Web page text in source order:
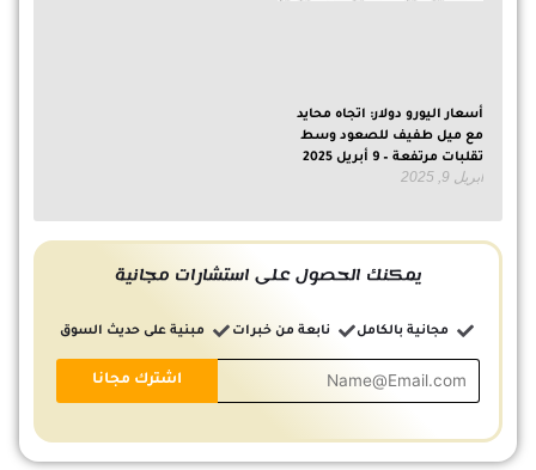
أسعار اليورو دولار: اتجاه محايد
مع ميل طفيف للصعود وسط
تقلبات مرتفعة – 9 أبريل 2025
أبريل 9, 2025
يمكنك الحصول على استشارات مجانية
مجانية بالكامل نابعة من خبرات مبنية على حديث السوق